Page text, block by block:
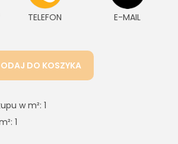
TELEFON E-MAIL
DO KOSZYKA
w m²: 1
1